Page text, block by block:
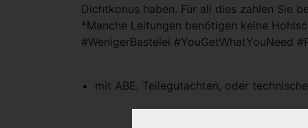
Dichtkonus haben. Für all dies zahlen Sie
*Manche Leitungen benötigen keine
#WenigerBastelei #YouGetWhatYouNeed
mit ABE, Teilegutachten, oder